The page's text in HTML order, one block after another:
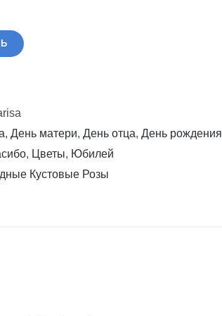
, День матери, День отца, День рождения
, Цветы, Юбилей
Кустовые Розы